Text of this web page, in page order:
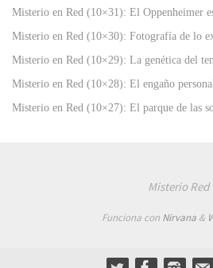
Misterio en Red (10×31): El Oppenheimer
Misterio en Red (10×30): Fotografía de lo
Misterio en Red (10×29): La genética del
Misterio en Red (10×28): El engaño personal
Misterio en Red (10×27): El parque de las
Misterio Red
Funciona con Nirvana&